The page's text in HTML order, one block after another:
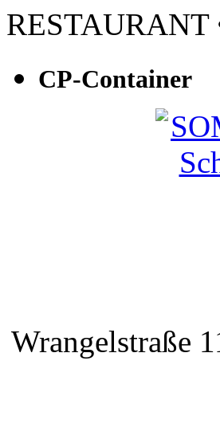
RESTAURANT
CP-Container
Wrangelstraße